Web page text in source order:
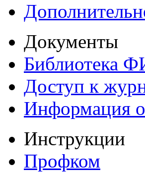
Документы
Библиотека
Доступ к
Информация
Инструкции
Профком